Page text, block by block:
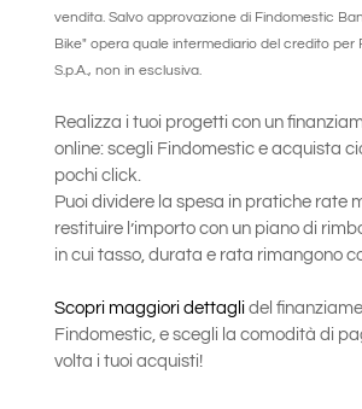
vendita. Salvo approvazione di Findomestic
Bike" opera quale intermediario del credito per
S.p.A., non in esclusiva.
Realizza i tuoi progetti con un
online: scegli Findomestic e acquista
pochi click.
Puoi dividere la spesa in pratiche rate
restituire l’importo con un piano di
in cui tasso, durata e rata rimangono
Scopri maggiori dettagli del
Findomestic, e scegli la comodità di
volta i tuoi acquisti!